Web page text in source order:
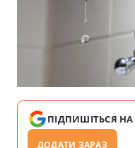
ПІДПИШІТЬСЯ НА
ДОДАТИ ЗАРАЗ